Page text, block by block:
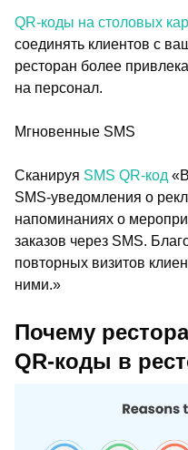
QR-коды на столовых
соединять клиентов с
ресторан более
на персонал.
Мгновенные SMS
Сканируя SMS QR-код
SMS-уведомления о
напоминаниях о
заказов через SMS.
повторных визитов
ними.»
Почему
QR-коды в